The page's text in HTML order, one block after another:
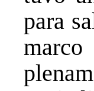
para